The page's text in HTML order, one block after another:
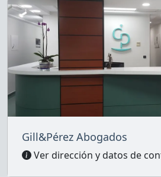
Gill&Pérez Abogados
Ver dirección y datos de